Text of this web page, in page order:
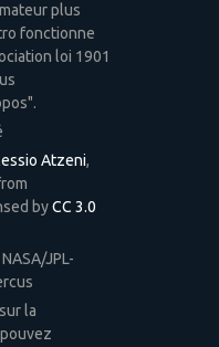
plus
fonctionne
loi 1901
Atzeni,
byCC 3.0
JPL-
la